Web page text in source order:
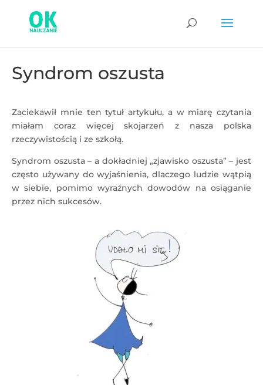
Syndrom oszusta
Zaciekawił mnie ten tytuł artykułu, a w miarę czytania
miałam coraz więcej skojarzeń z nasza polska
rzeczywistością i ze szkołą.
Syndrom oszusta – a dokładniej „zjawisko oszusta” – jest
często używany do wyjaśnienia, dlaczego ludzie wątpią
w siebie, pomimo wyraźnych dowodów na osiąganie
przez nich sukcesów.